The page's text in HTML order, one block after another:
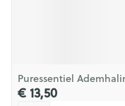
Puressentiel
€ 13,50